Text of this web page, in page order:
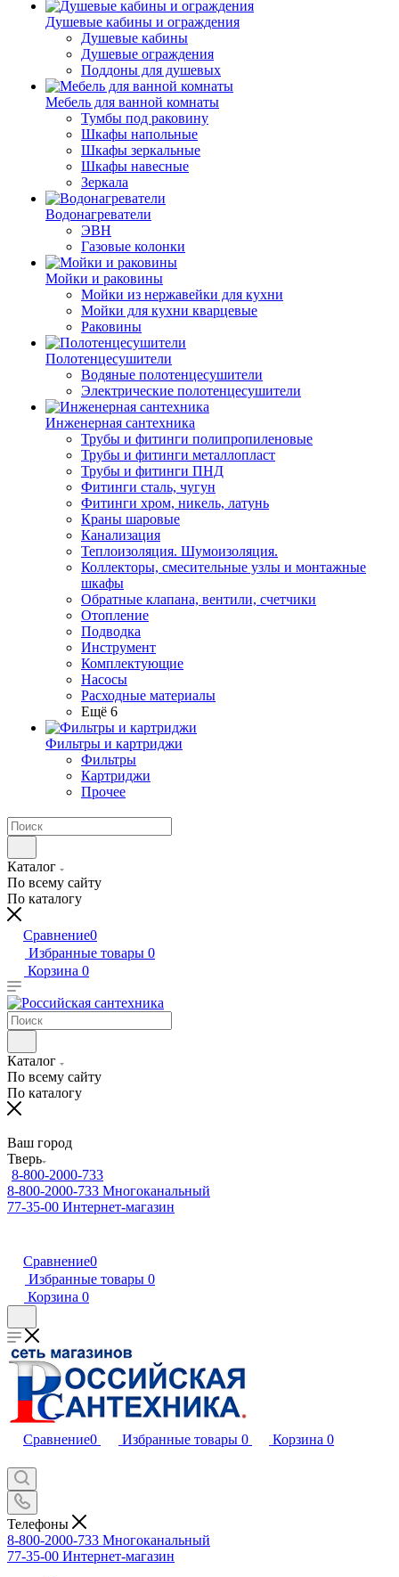
Душевые кабины и ограждения
Душевые кабины
Душевые ограждения
Поддоны для душевых
Мебель для ванной комнаты
Тумбы под раковину
Шкафы напольные
Шкафы зеркальные
Шкафы навесные
Зеркала
Водонагреватели
ЭВН
Газовые колонки
Мойки и раковины
Мойки из нержавейки для кухни
Мойки для кухни кварцевые
Раковины
Полотенцесушители
Водяные полотенцесушители
Электрические полотенцесушители
Инженерная сантехника
Трубы и фитинги полипропиленовые
Трубы и фитинги металлопласт
Трубы и фитинги ПНД
Фитинги сталь, чугун
Фитинги хром, никель, латунь
Краны шаровые
Канализация
Теплоизоляция. Шумоизоляция.
Коллекторы, смесительные узлы и монтажные
шкафы
Обратные клапана, вентили, счетчики
Отопление
Подводка
Инструмент
Комплектующие
Насосы
Расходные материалы
Ещё 6
Фильтры и картриджи
Фильтры
Картриджи
Прочее
Каталог
По всему сайту
По каталогу
Сравнение0
Избранные товары 0
Корзина 0
Каталог
По всему сайту
По каталогу
Ваш город
Тверь
8-800-2000-733
8-800-2000-733 Многоканальный
77-35-00 Интернет-магазин
Сравнение0
Избранные товары 0
Корзина 0
Сравнение0 Избранные товары 0 Корзина 0
Телефоны
8-800-2000-733 Многоканальный
77-35-00 Интернет-магазин